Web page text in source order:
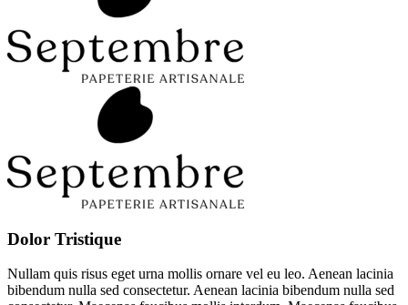
Dolor Tristique
Nullam quis risus eget urna mollis ornare vel eu leo. Aenean lacinia
bibendum nulla sed consectetur. Aenean lacinia bibendum nulla sed